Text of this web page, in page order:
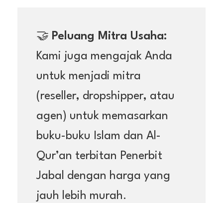
🤝 Peluang Mitra Usaha:
Kami juga mengajak Anda
untuk menjadi mitra
(reseller, dropshipper, atau
agen) untuk memasarkan
buku-buku Islam dan Al-
Qur’an terbitan Penerbit
Jabal dengan harga yang
jauh lebih murah.